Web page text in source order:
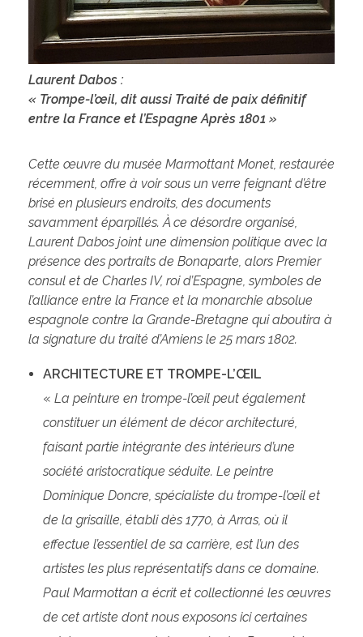
Laurent Dabos :
« Trompe-l’œil, dit aussi Traité de paix définitif
entre la France et l’Espagne Après 1801 »
Cette œuvre du musée Marmottant Monet, restaurée
récemment, offre à voir sous un verre feignant d’être
brisé en plusieurs endroits, des documents
savamment éparpillés. À ce désordre organisé,
Laurent Dabos joint une dimension politique avec la
présence des portraits de Bonaparte, alors Premier
consul et de Charles IV, roi d’Espagne, symboles de
l’alliance entre la France et la monarchie absolue
espagnole contre la Grande-Bretagne qui aboutira à
la signature du traité d’Amiens le 25 mars 1802.
ARCHITECTURE ET TROMPE-L’ŒIL
« La peinture en trompe-l’œil peut également
constituer un élément de décor architecturé,
faisant partie intégrante des intérieurs d’une
société aristocratique séduite. Le peintre
Dominique Doncre, spécialiste du trompe-l’œil et
de la grisaille, établi dès 1770, à Arras, où il
effectue l’essentiel de sa carrière, est l’un des
artistes les plus représentatifs dans ce domaine.
Paul Marmottan a écrit et collectionné les œuvres
de cet artiste dont nous exposons ici certaines